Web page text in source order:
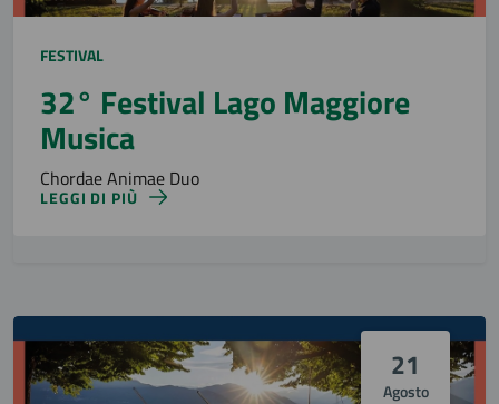
FESTIVAL
32° Festival Lago Maggiore
Musica
Chordae Animae Duo
LEGGI DI PIÙ
21
Agosto